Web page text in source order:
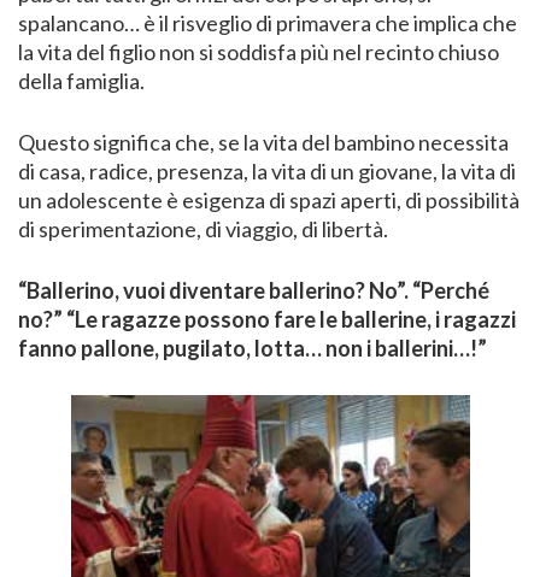
spalancano… è il risveglio di primavera che implica che
la vita del figlio non si soddisfa più nel recinto chiuso
della famiglia.
Questo significa che, se la vita del bambino necessita
di casa, radice, presenza, la vita di un giovane, la vita di
un adolescente è esigenza di spazi aperti, di possibilità
di sperimentazione, di viaggio, di libertà.
“Ballerino, vuoi diventare ballerino? No”. “Perché
no?” “Le ragazze possono fare le ballerine, i ragazzi
fanno pallone, pugilato, lotta… non i ballerini…!”